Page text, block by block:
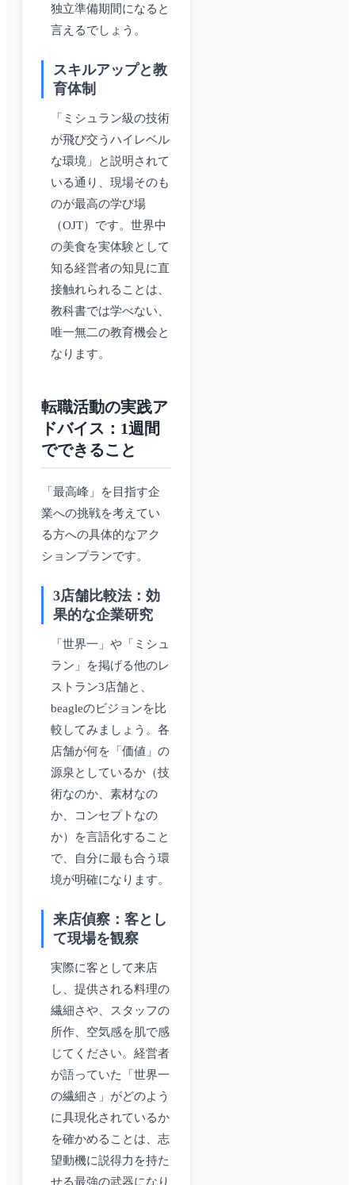
独立準備期間になると
言えるでしょう。
スキルアップと教
育体制
「ミシュラン級の技術
が飛び交うハイレベル
な環境」と説明されて
いる通り、現場そのも
のが最高の学び場
（OJT）です。世界中
の美食を実体験として
知る経営者の知見に直
接触れられることは、
教科書では学べない、
唯一無二の教育機会と
なります。
転職活動の実践ア
ドバイス：1週間
でできること
「最高峰」を目指す企
業への挑戦を考えてい
る方への具体的なアク
ションプランです。
3店舗比較法：効
果的な企業研究
「世界一」や「ミシュ
ラン」を掲げる他のレ
ストラン3店舗と、
beagleのビジョンを比
較してみましょう。各
店舗が何を「価値」の
源泉としているか（技
術なのか、素材なの
か、コンセプトなの
か）を言語化すること
で、自分に最も合う環
境が明確になります。
来店偵察：客とし
て現場を観察
実際に客として来店
し、提供される料理の
繊細さや、スタッフの
所作、空気感を肌で感
じてください。経営者
が語っていた「世界一
の繊細さ」がどのよう
に具現化されているか
を確かめることは、志
望動機に説得力を持た
せる最強の武器になり